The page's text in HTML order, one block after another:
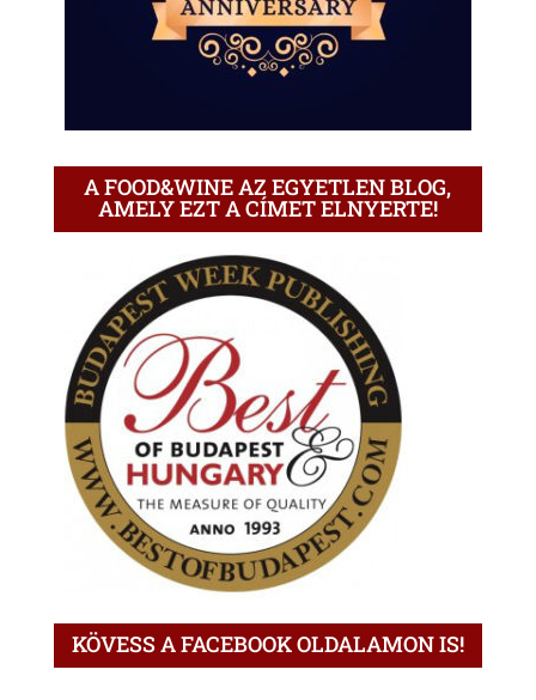
A FOOD&WINE AZ EGYETLEN BLOG,
AMELY EZT A CÍMET ELNYERTE!
KÖVESS A FACEBOOK OLDALAMON IS!